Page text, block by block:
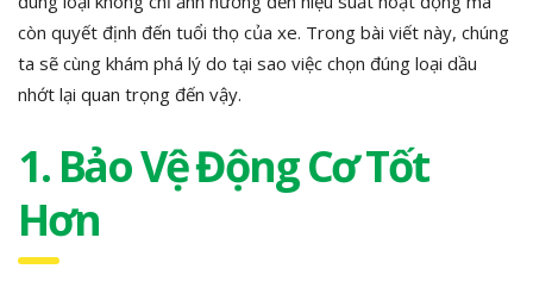
còn quyết định đến tuổi thọ của xe. Trong bài viết này, chúng
ta sẽ cùng khám phá lý do tại sao việc chọn đúng loại dầu
nhớt lại quan trọng đến vậy.
1. Bảo Vệ Động Cơ Tốt
Hơn